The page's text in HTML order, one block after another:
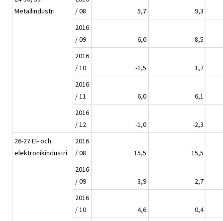
Metallindustri
/ 08
5,7
9,3
2016
/ 09
6,0
8,5
2016
/ 10
-1,5
1,7
2016
/ 11
6,0
6,1
2016
/ 12
-1,0
-2,3
26-27 El- och
elektronikindustri
2016
/ 08
15,5
15,5
2016
/ 09
3,9
2,7
2016
/ 10
4,6
0,4